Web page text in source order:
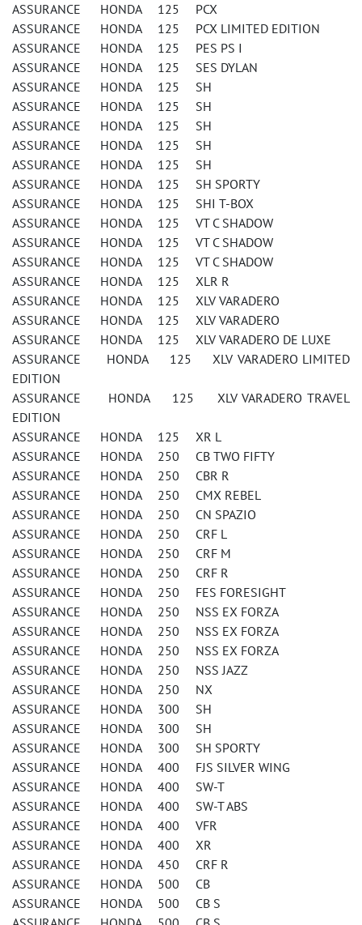
ASSURANCE HONDA 125 PCX
ASSURANCE HONDA 125 PCX LIMITED EDITION
ASSURANCE HONDA 125 PES PS I
ASSURANCE HONDA 125 SES DYLAN
ASSURANCE HONDA 125 SH
ASSURANCE HONDA 125 SH
ASSURANCE HONDA 125 SH
ASSURANCE HONDA 125 SH
ASSURANCE HONDA 125 SH
ASSURANCE HONDA 125 SH SPORTY
ASSURANCE HONDA 125 SHI T-BOX
ASSURANCE HONDA 125 VT C SHADOW
ASSURANCE HONDA 125 VT C SHADOW
ASSURANCE HONDA 125 VT C SHADOW
ASSURANCE HONDA 125 XLR R
ASSURANCE HONDA 125 XLV VARADERO
ASSURANCE HONDA 125 XLV VARADERO
ASSURANCE HONDA 125 XLV VARADERO DE LUXE
ASSURANCE HONDA 125 XLV VARADERO LIMITED
EDITION
ASSURANCE HONDA 125 XLV VARADERO TRAVEL
EDITION
ASSURANCE HONDA 125 XR L
ASSURANCE HONDA 250 CB TWO FIFTY
ASSURANCE HONDA 250 CBR R
ASSURANCE HONDA 250 CMX REBEL
ASSURANCE HONDA 250 CN SPAZIO
ASSURANCE HONDA 250 CRF L
ASSURANCE HONDA 250 CRF M
ASSURANCE HONDA 250 CRF R
ASSURANCE HONDA 250 FES FORESIGHT
ASSURANCE HONDA 250 NSS EX FORZA
ASSURANCE HONDA 250 NSS EX FORZA
ASSURANCE HONDA 250 NSS EX FORZA
ASSURANCE HONDA 250 NSS JAZZ
ASSURANCE HONDA 250 NX
ASSURANCE HONDA 300 SH
ASSURANCE HONDA 300 SH
ASSURANCE HONDA 300 SH SPORTY
ASSURANCE HONDA 400 FJS SILVER WING
ASSURANCE HONDA 400 SW-T
ASSURANCE HONDA 400 SW-T ABS
ASSURANCE HONDA 400 VFR
ASSURANCE HONDA 400 XR
ASSURANCE HONDA 450 CRF R
ASSURANCE HONDA 500 CB
ASSURANCE HONDA 500 CB S